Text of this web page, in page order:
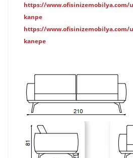
https://
kanpe
https://www.ofisinizemobilya.com/
kanepe